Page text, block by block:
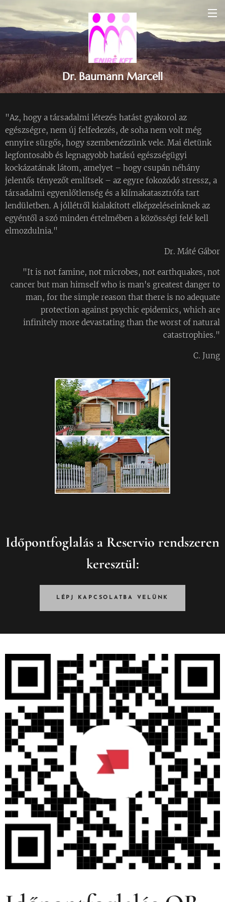
Dr. Baumann Marcell
"Az, hogy a társadalmi létezés hatást gyakorol az
egészségre, nem új felfedezés, de soha nem volt még
ennyire sürgős, hogy szembenézzünk vele. Mai életünk
legfontosabb és legnagyobb hatású egészségügyi
kockázatának látom, amelyet – hogy csupán néhány
jelentős tényezőt említsek – az egyre fokozódó stressz, a
társadalmi egyenlőtlenség és a klímakatasztrófa tart
lendületben. A jóllétről kialakított elképzeléseinknek az
egyéntől a szó minden értelmében a közösségi felé kell
elmozdulnia."
Dr. Máté Gábor
"It is not famine, not microbes, not earthquakes, not
cancer but man himself who is man's greatest danger to
man, for the simple reason that there is no adequate
protection against psychic epidemics, which are
infinitely more devastating than the worst of natural
catastrophies."
C. Jung
Időpontfoglalás a Reservio rendszeren
keresztül:
LÉPJ KAPCSOLATBA VELÜNK